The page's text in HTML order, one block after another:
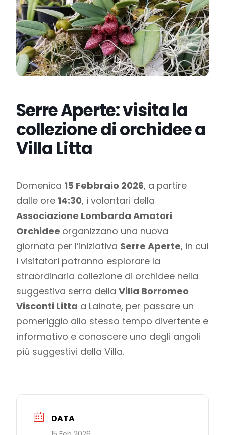
Serre Aperte: visita la
collezione di orchidee a
Villa Litta
Domenica 15 Febbraio 2026, a partire
dalle ore 14:30, i volontari della
Associazione Lombarda Amatori
Orchidee organizzano una nuova
giornata per l’iniziativa Serre Aperte, in cui
i visitatori potranno esplorare la
straordinaria collezione di orchidee nella
suggestiva serra dellaVilla Borromeo
Visconti Litta a Lainate, per passare un
pomeriggio allo stesso tempo divertente e
informativo e conoscere uno degli angoli
più suggestivi della Villa.
DATA